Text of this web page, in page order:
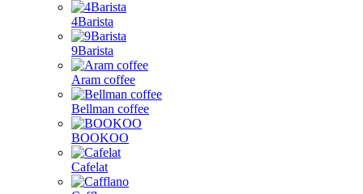
4Barista
9Barista
Aram coffee
Bellman coffee
BOOKOO
Cafelat